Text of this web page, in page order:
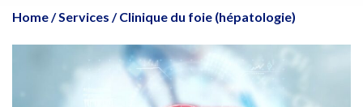
Home/Services / Clinique du foie (hépatologie)